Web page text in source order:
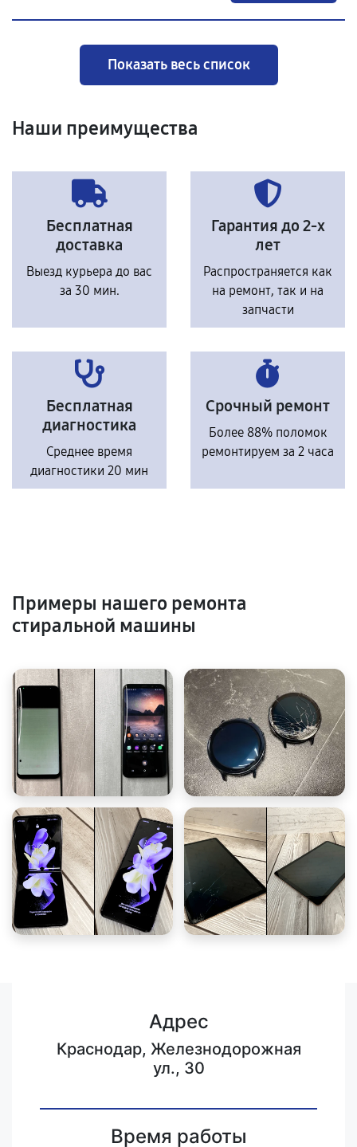
Показать весь список
Наши преимущества
Бесплатная
доставка
Выезд курьера до вас
за 30 мин.
Гарантия до 2-х
лет
Распространяется как
на ремонт, так и на
запчасти
Бесплатная
диагностика
Среднее время
диагностики 20 мин
Срочный ремонт
Более 88% поломок
ремонтируем за 2 часа
Примеры нашего ремонта
стиральной машины
Адрес
Краснодар, Железнодорожная
ул., 30
Время работы